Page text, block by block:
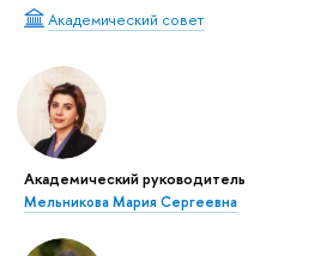
Академический совет
Академический руководитель
Мельникова Мария Сергеевна